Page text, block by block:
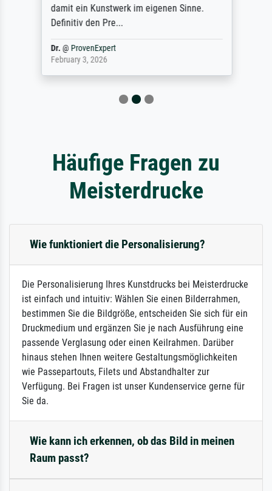
damit ein Kunstwerk im eigenen Sinne.
Definitiv den Pre...
Dr.@ ProvenExpert
February 3, 2026
Häufige Fragen zu
Meisterdrucke
Wie funktioniert die Personalisierung?
Die Personalisierung Ihres Kunstdrucks bei Meisterdrucke
ist einfach und intuitiv: Wählen Sie einen Bilderrahmen,
bestimmen Sie die Bildgröße, entscheiden Sie sich für ein
Druckmedium und ergänzen Sie je nach Ausführung eine
passende Verglasung oder einen Keilrahmen. Darüber
hinaus stehen Ihnen weitere Gestaltungsmöglichkeiten
wie Passepartouts, Filets und Abstandhalter zur
Verfügung. Bei Fragen ist unser Kundenservice gerne für
Sie da.
Wie kann ich erkennen, ob das Bild in meinen
Raum passt?